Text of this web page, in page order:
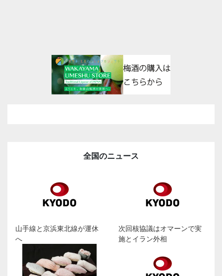
全国のニュース
山手線と京浜東北線が運休
へ
次回核協議はオマーンで実
施とイラン外相